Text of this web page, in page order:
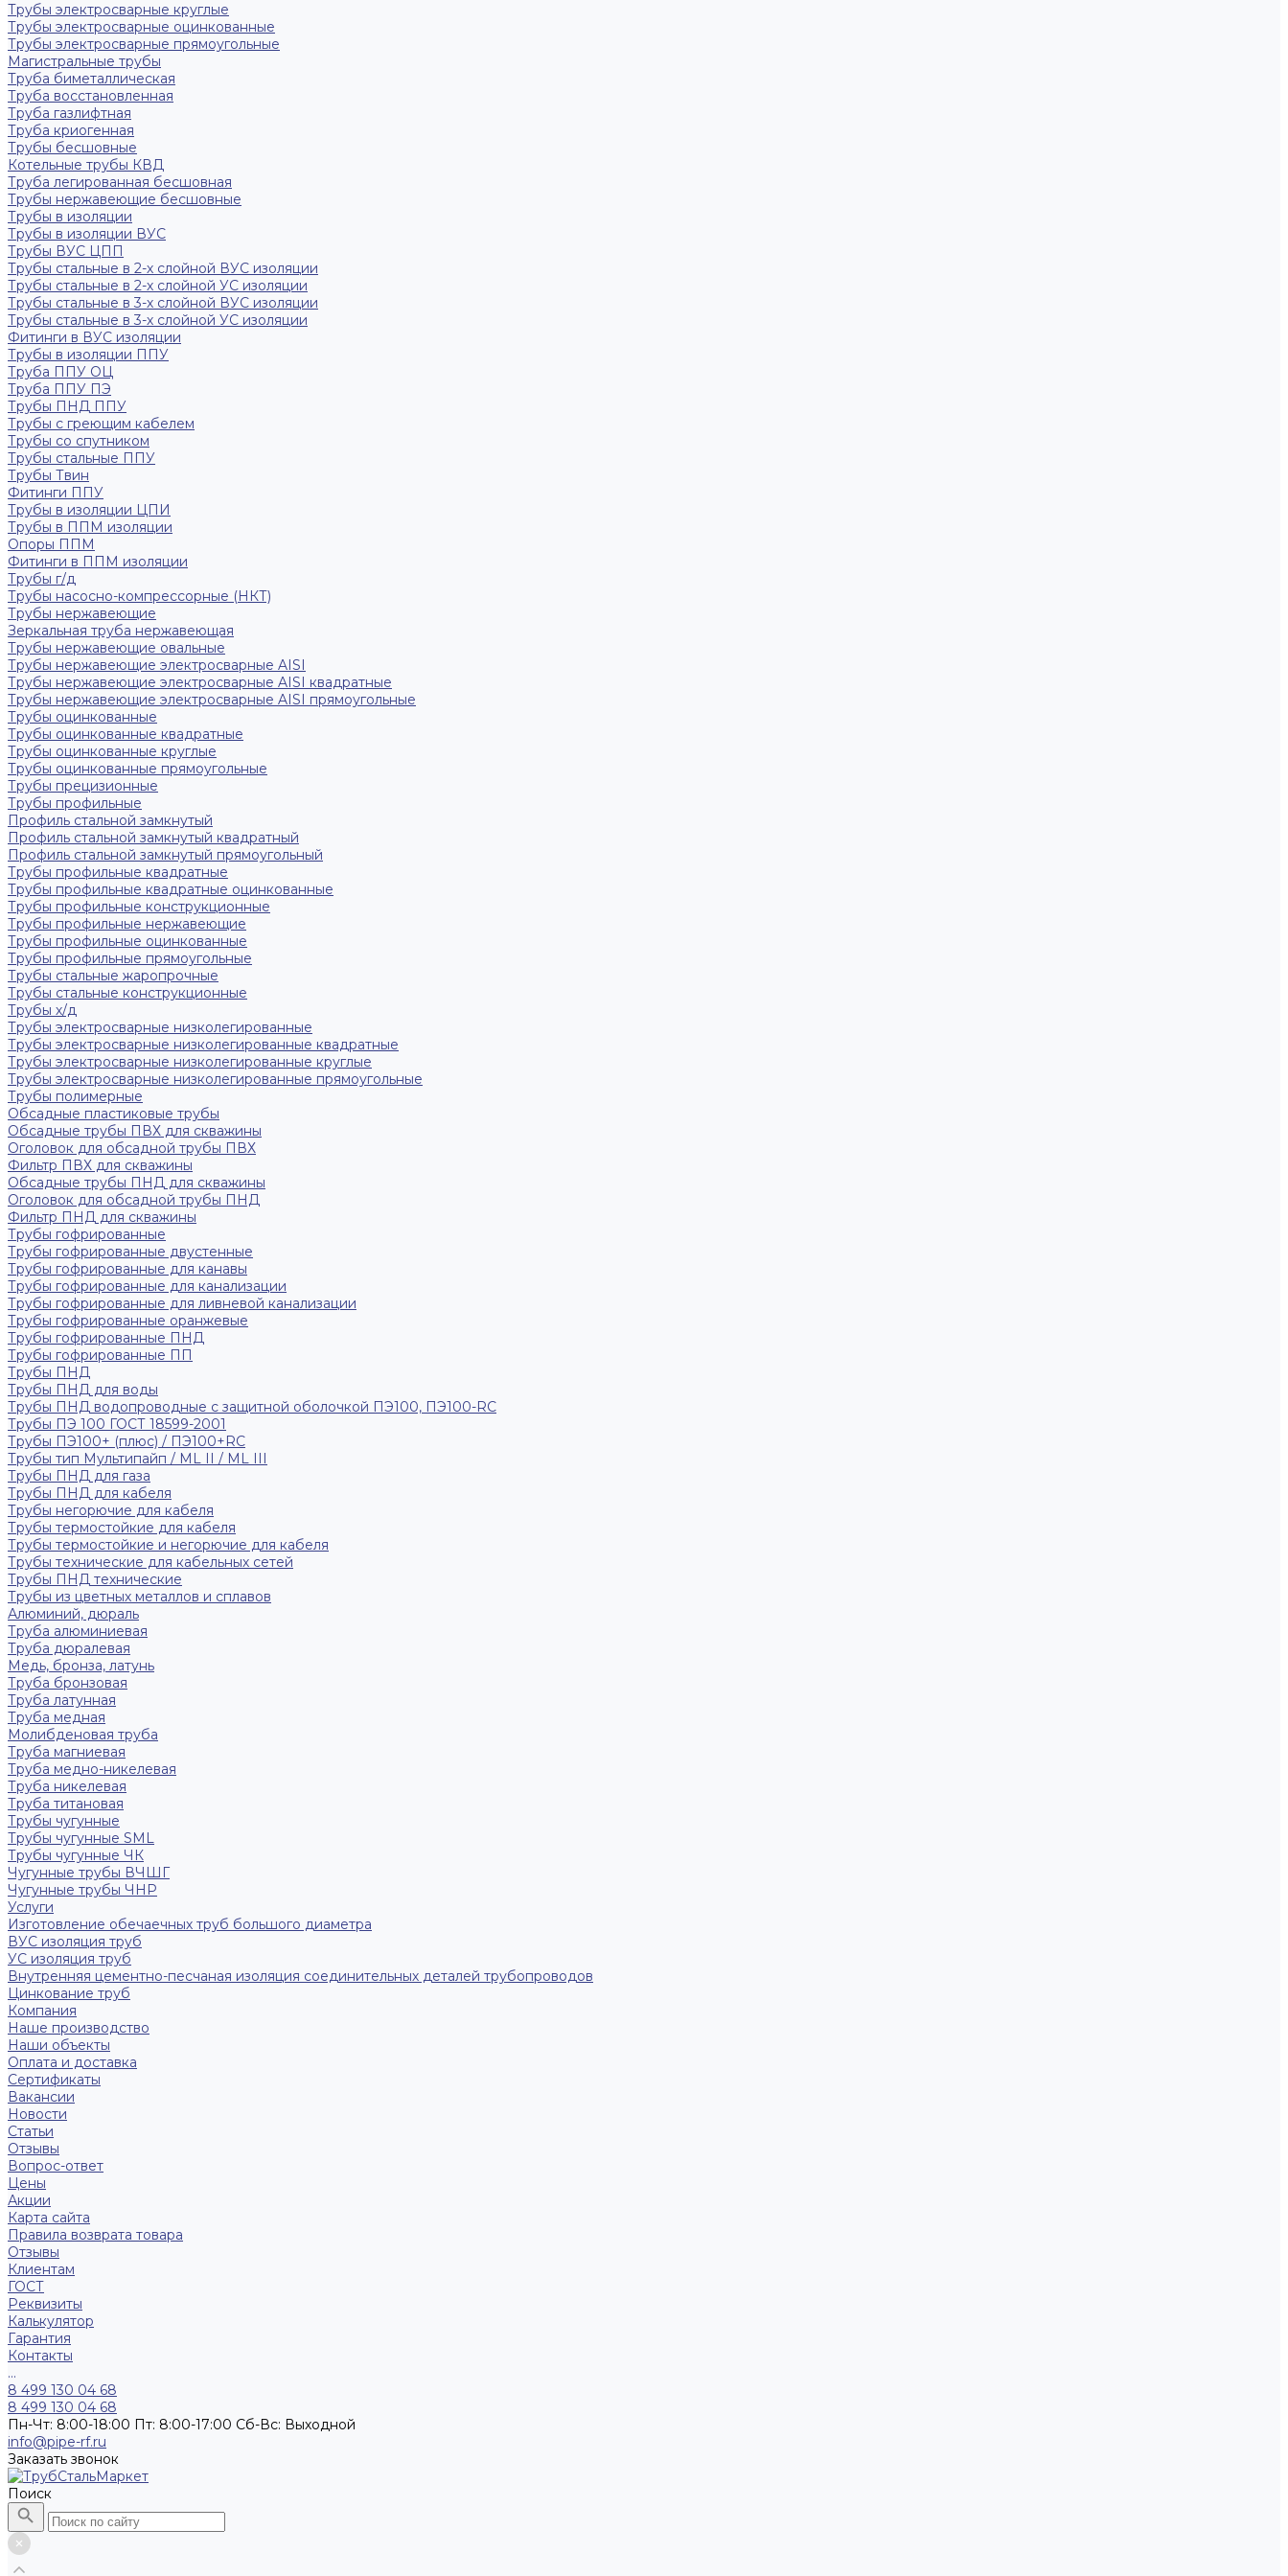
Трубы электросварные круглые
Трубы электросварные оцинкованные
Трубы электросварные прямоугольные
Магистральные трубы
Труба биметаллическая
Труба восстановленная
Труба газлифтная
Труба криогенная
Трубы бесшовные
Котельные трубы КВД
Труба легированная бесшовная
Трубы нержавеющие бесшовные
Трубы в изоляции
Трубы в изоляции ВУС
Трубы ВУС ЦПП
Трубы стальные в 2-х слойной ВУС изоляции
Трубы стальные в 2-х слойной УС изоляции
Трубы стальные в 3-х слойной ВУС изоляции
Трубы стальные в 3-х слойной УС изоляции
Фитинги в ВУС изоляции
Трубы в изоляции ППУ
Труба ППУ ОЦ
Труба ППУ ПЭ
Трубы ПНД ППУ
Трубы с греющим кабелем
Трубы со спутником
Трубы стальные ППУ
Трубы Твин
Фитинги ППУ
Трубы в изоляции ЦПИ
Трубы в ППМ изоляции
Опоры ППМ
Фитинги в ППМ изоляции
Трубы г/д
Трубы насосно-компрессорные (НКТ)
Трубы нержавеющие
Зеркальная труба нержавеющая
Трубы нержавеющие овальные
Трубы нержавеющие электросварные AISI
Трубы нержавеющие электросварные AISI квадратные
Трубы нержавеющие электросварные AISI прямоугольные
Трубы оцинкованные
Трубы оцинкованные квадратные
Трубы оцинкованные круглые
Трубы оцинкованные прямоугольные
Трубы прецизионные
Трубы профильные
Профиль стальной замкнутый
Профиль стальной замкнутый квадратный
Профиль стальной замкнутый прямоугольный
Трубы профильные квадратные
Трубы профильные квадратные оцинкованные
Трубы профильные конструкционные
Трубы профильные нержавеющие
Трубы профильные оцинкованные
Трубы профильные прямоугольные
Трубы стальные жаропрочные
Трубы стальные конструкционные
Трубы х/д
Трубы электросварные низколегированные
Трубы электросварные низколегированные квадратные
Трубы электросварные низколегированные круглые
Трубы электросварные низколегированные прямоугольные
Трубы полимерные
Обсадные пластиковые трубы
Обсадные трубы ПВХ для скважины
Оголовок для обсадной трубы ПВХ
Фильтр ПВХ для скважины
Обсадные трубы ПНД для скважины
Оголовок для обсадной трубы ПНД
Фильтр ПНД для скважины
Трубы гофрированные
Трубы гофрированные двустенные
Трубы гофрированные для канавы
Трубы гофрированные для канализации
Трубы гофрированные для ливневой канализации
Трубы гофрированные оранжевые
Трубы гофрированные ПНД
Трубы гофрированные ПП
Трубы ПНД
Трубы ПНД для воды
Трубы ПНД водопроводные с защитной оболочкой ПЭ100, ПЭ100-RC
Трубы ПЭ 100 ГОСТ 18599-2001
Трубы ПЭ100+ (плюс) / ПЭ100+RC
Трубы тип Мультипайп / ML II / ML III
Трубы ПНД для газа
Трубы ПНД для кабеля
Трубы негорючие для кабеля
Трубы термостойкие для кабеля
Трубы термостойкие и негорючие для кабеля
Трубы технические для кабельных сетей
Трубы ПНД технические
Трубы из цветных металлов и сплавов
Алюминий, дюраль
Труба алюминиевая
Труба дюралевая
Медь, бронза, латунь
Труба бронзовая
Труба латунная
Труба медная
Молибденовая труба
Труба магниевая
Труба медно-никелевая
Труба никелевая
Труба титановая
Трубы чугунные
Трубы чугунные SML
Трубы чугунные ЧК
Чугунные трубы ВЧШГ
Чугунные трубы ЧНР
Услуги
Изготовление обечаечных труб большого диаметра
ВУС изоляция труб
УС изоляция труб
Внутренняя цементно-песчаная изоляция соединительных деталей трубопроводов
Цинкование труб
Компания
Наше производство
Наши объекты
Оплата и доставка
Сертификаты
Вакансии
Новости
Статьи
Отзывы
Вопрос-ответ
Цены
Акции
Карта сайта
Правила возврата товара
Отзывы
Клиентам
ГОСТ
Реквизиты
Калькулятор
Гарантия
Контакты
...
8 499 130 04 68
8 499 130 04 68
Пн-Чт: 8:00-18:00 Пт: 8:00-17:00 Сб-Вс: Выходной
info@pipe-rf.ru
Заказать звонок
Поиск